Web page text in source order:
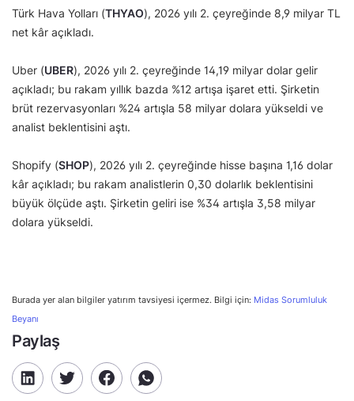
Türk Hava Yolları (THYAO), 2026 yılı 2. çeyreğinde 8,9 milyar TL
net kâr açıkladı.
Uber (UBER), 2026 yılı 2. çeyreğinde 14,19 milyar dolar gelir
açıkladı; bu rakam yıllık bazda %12 artışa işaret etti. Şirketin
brüt rezervasyonları %24 artışla 58 milyar dolara yükseldi ve
analist beklentisini aştı.
Shopify (SHOP), 2026 yılı 2. çeyreğinde hisse başına 1,16 dolar
kâr açıkladı; bu rakam analistlerin 0,30 dolarlık beklentisini
büyük ölçüde aştı. Şirketin geliri ise %34 artışla 3,58 milyar
dolara yükseldi.
Burada yer alan bilgiler yatırım tavsiyesi içermez. Bilgi için: Midas Sorumluluk
Beyanı
Paylaş